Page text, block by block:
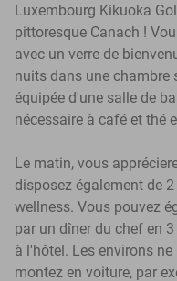
Luxembourg Kikuoka
pittoresque Canach !
avec un verre de
nuits dans une chambre
équipée d'une salle de
nécessaire à café et thé
Le matin, vous
disposez également de
wellness. Vous pouvez
par un dîner du chef en
à l'hôtel. Les environs
montez en voiture, par